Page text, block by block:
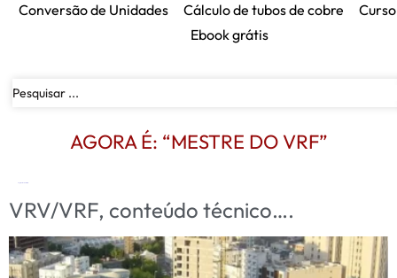
Conversão de Unidades
Cálculo de tubos de cobre
Ebook grátis
AGORA É: “MESTRE DO VRF”
VRV/VRF, conteúdo técnico….